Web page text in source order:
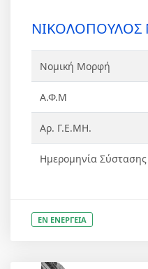
ΝΙΚΟΛΟΠΟΥΛΟΣ
Νομική Μορφή
Α.Φ.Μ
Αρ. Γ.Ε.ΜΗ.
Ημερομηνία Σύστασης
ΕΝ ΕΝΕΡΓΕΙΑ